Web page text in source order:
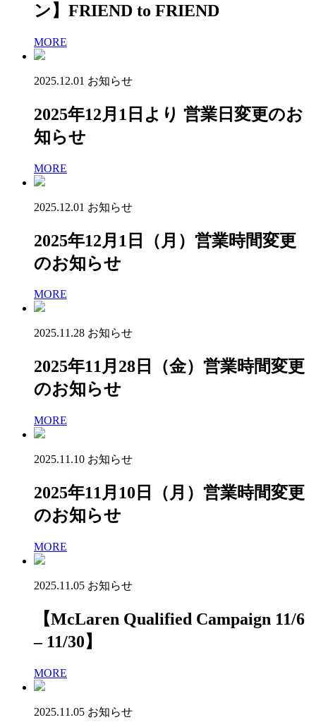
ン】FRIEND to FRIEND
MORE
2025.12.01 お知らせ
2025年12月1日より 営業日変更のお
知らせ
MORE
2025.12.01 お知らせ
2025年12月1日（月）営業時間変更
のお知らせ
MORE
2025.11.28 お知らせ
2025年11月28日（金）営業時間変更
のお知らせ
MORE
2025.11.10 お知らせ
2025年11月10日（月）営業時間変更
のお知らせ
MORE
2025.11.05 お知らせ
【McLaren Qualified Campaign 11/6
– 11/30】
MORE
2025.11.05 お知らせ